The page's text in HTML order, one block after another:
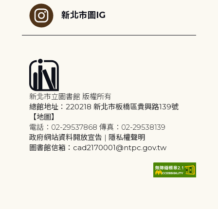
新北市圖IG
新北市立圖書館 版權所有
總館地址：220218 新北市板橋區貴興路139號
【地圖】
電話：02-29537868 傳真：02-29538139
政府網站資料開放宣告 | 隱私權聲明
圖書館信箱：cad2170001@ntpc.gov.tw